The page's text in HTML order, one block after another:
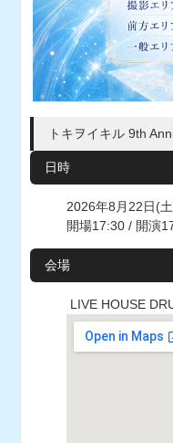
トキヲイキル 9th
日時
2026年8月22日(
開場17:30 / 開演
会場
LIVE HOUSE